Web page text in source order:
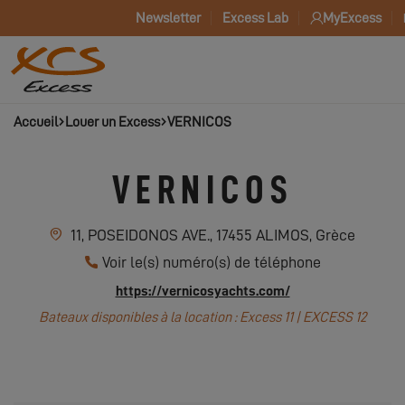
Newsletter Excess Lab MyExcess
Accueil Louer un Excess VERNICOS
VERNICOS
11, POSEIDONOS AVE., 17455 ALIMOS, Grèce
Voir le(s) numéro(s) de téléphone
https://vernicosyachts.com/
Bateaux disponibles à la location : Excess 11 | EXCESS 12